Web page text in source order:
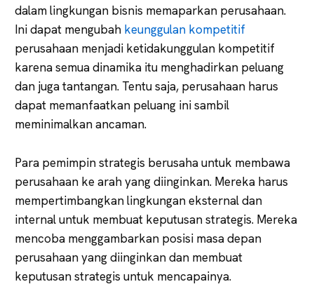
dalam lingkungan bisnis memaparkan perusahaan.
Ini dapat mengubah keunggulan kompetitif
perusahaan menjadi ketidakunggulan kompetitif
karena semua dinamika itu menghadirkan peluang
dan juga tantangan. Tentu saja, perusahaan harus
dapat memanfaatkan peluang ini sambil
meminimalkan ancaman.
Para pemimpin strategis berusaha untuk membawa
perusahaan ke arah yang diinginkan. Mereka harus
mempertimbangkan lingkungan eksternal dan
internal untuk membuat keputusan strategis. Mereka
mencoba menggambarkan posisi masa depan
perusahaan yang diinginkan dan membuat
keputusan strategis untuk mencapainya.